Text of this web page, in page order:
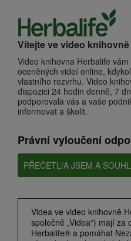
Vítejte ve video
Video knihovna Herbalife
oceněných videí online,
vlastního rozvrhu. Video
dispozici 24 hodin denně, 7
podporovala vás a vaše
informovat a školit.
Právní vyloučení
PŘEČETL/A JSEM A
Videa ve video knihovně
společně „Videa“) mají
Herbalife® a pomáhat
O HERBALIFE
Co představuje společnost Herbalife?